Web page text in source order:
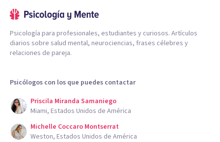
Psicología para profesionales, estudiantes y curiosos. Artículos
diarios sobre salud mental, neurociencias, frases célebres y
relaciones de pareja.
Psicólogos con los que puedes contactar
Priscila Miranda Samaniego
Miami, Estados Unidos de América
Michelle Coccaro Montserrat
Weston, Estados Unidos de América